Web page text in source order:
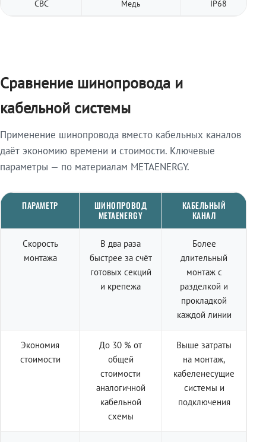
СВС Медь IP68
Сравнение шинопровода и
кабельной системы
Применение шинопровода вместо кабельных каналов
даёт экономию времени и стоимости. Ключевые
параметры — по материалам METAENERGY.
ПАРАМЕТР
ШИНОПРОВОД
METAENERGY
КАБЕЛЬНЫЙ
КАНАЛ
Скорость
монтажа
В два раза
быстрее за счёт
готовых секций
и крепежа
Более
длительный
монтаж с
разделкой и
прокладкой
каждой линии
Экономия
стоимости
До 30 % от
общей
стоимости
аналогичной
кабельной
схемы
Выше затраты
на монтаж,
кабеленесущие
системы и
подключения